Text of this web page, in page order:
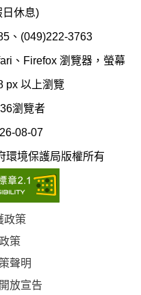
局
圖
制
科
(南
日休息)
、(049)222-3763
、Firefox 瀏覽器，螢幕
px 以上瀏覽
瀏覽者
08-07
環境保護局版權所有
政策
策
聲明
放宣告